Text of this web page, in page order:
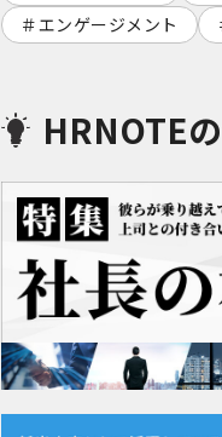
エンゲージメント
HRNOTE